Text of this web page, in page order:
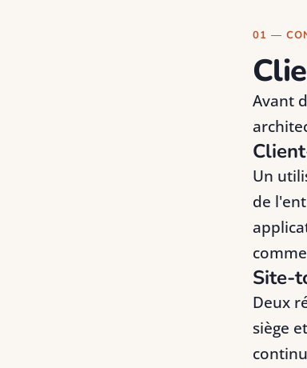
01 —
Avant
Un
de
Site-
Deux
siège